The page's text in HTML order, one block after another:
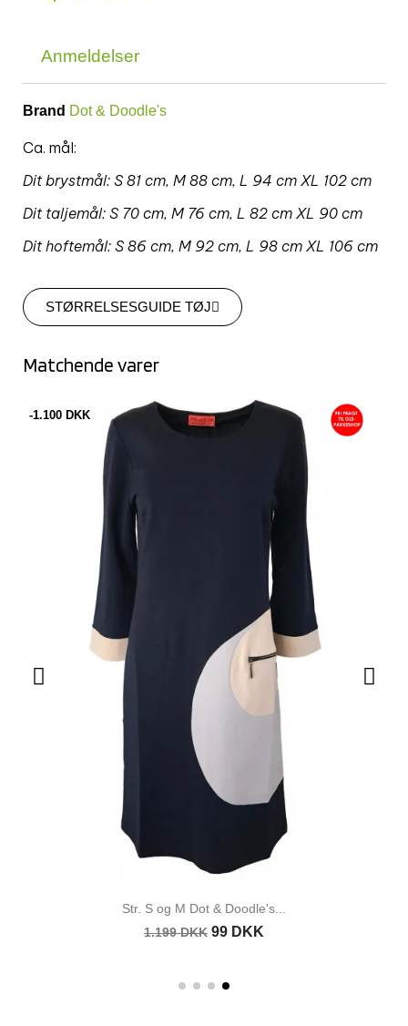
Anmeldelser
Brand Dot & Doodle's
Ca. mål:
Dit brystmål: S 81 cm, M 88 cm, L 94 cm XL 102 cm
Dit taljemål: S 70 cm, M 76 cm, L 82 cm XL 90 cm
Dit hoftemål: S 86 cm, M 92 cm, L 98 cm XL 106 cm
STØRRELSESGUIDE TØJ
Matchende varer
Str. S og M Dot & Doodle's...
1.199 DKK 99 DKK
-1.100 DKK